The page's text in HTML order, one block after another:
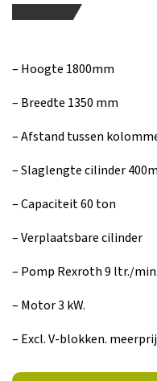
– Hoogte 1800mm
– Breedte 1350 mm
– Afstand tussen
– Slaglengte cilinder
– Capaciteit 60 ton
– Verplaatsbare cilinder
– Pomp Rexroth 9 ltr./min.
– Motor 3 kW.
– Excl. V-blokken.